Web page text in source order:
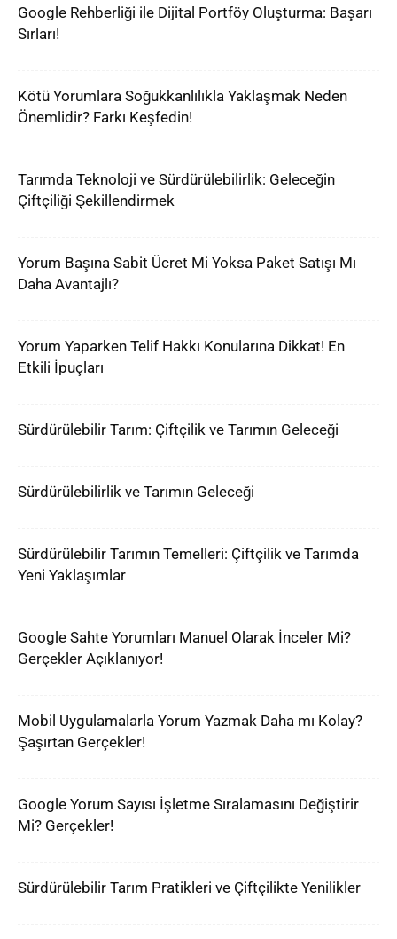
Google Rehberliği ile Dijital Portföy Oluşturma: Başarı
Sırları!
Kötü Yorumlara Soğukkanlılıkla Yaklaşmak Neden
Önemlidir? Farkı Keşfedin!
Tarımda Teknoloji ve Sürdürülebilirlik: Geleceğin
Çiftçiliği Şekillendirmek
Yorum Başına Sabit Ücret Mi Yoksa Paket Satışı Mı
Daha Avantajlı?
Yorum Yaparken Telif Hakkı Konularına Dikkat! En
Etkili İpuçları
Sürdürülebilir Tarım: Çiftçilik ve Tarımın Geleceği
Sürdürülebilirlik ve Tarımın Geleceği
Sürdürülebilir Tarımın Temelleri: Çiftçilik ve Tarımda
Yeni Yaklaşımlar
Google Sahte Yorumları Manuel Olarak İnceler Mi?
Gerçekler Açıklanıyor!
Mobil Uygulamalarla Yorum Yazmak Daha mı Kolay?
Şaşırtan Gerçekler!
Google Yorum Sayısı İşletme Sıralamasını Değiştirir
Mi? Gerçekler!
Sürdürülebilir Tarım Pratikleri ve Çiftçilikte Yenilikler